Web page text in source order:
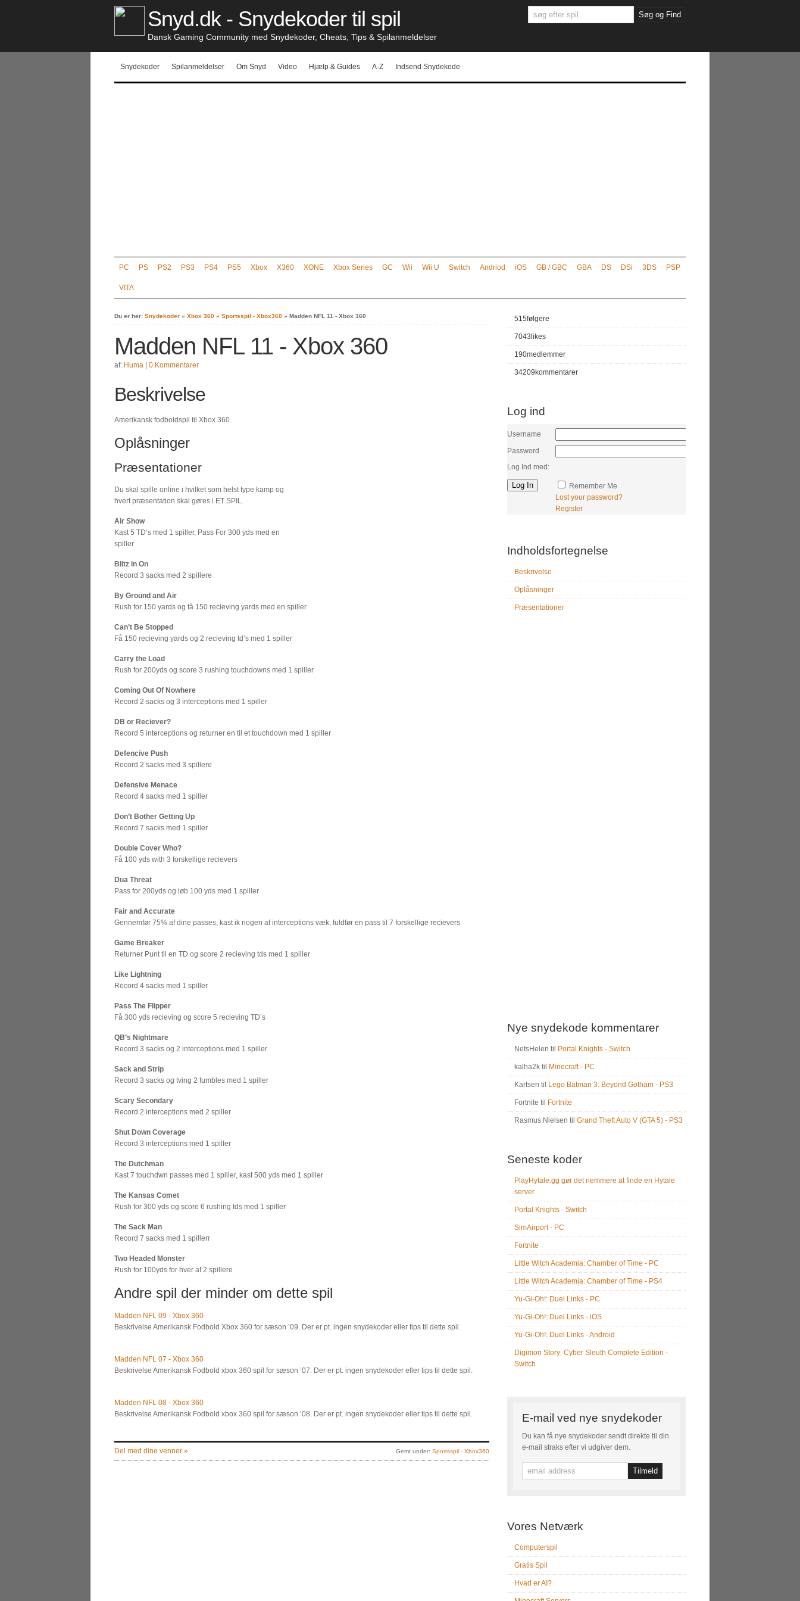
Snyd.dk - Snydekoder til spil
Dansk Gaming Community med Snydekoder, Cheats, Tips & Spilanmeldelser
Snydekoder Spilanmeldelser Om Snyd Video Hjælp & Guides A-Z Indsend Snydekode
PC PS PS2 PS3 PS4 PS5 Xbox X360 XONE Xbox Series GC Wii Wii U Switch Andriod iOS GB / GBC GBA DS DSi 3DS PSP
VITA
Du er her: Snydekoder » Xbox 360 » Sportsspil - Xbox360 » Madden NFL 11 - Xbox 360
Madden NFL 11 - Xbox 360
af: Huma 0 Kommentarer
Beskrivelse
Amerikansk fodboldspil til Xbox 360.
Oplåsninger
Præsentationer
Du skal spille online i hvilket som helst type kamp og
hvert præsentation skal gøres i ET SPIL.
Air Show
Kast 5 TD’s med 1 spiller, Pass For 300 yds med en
spiller
Blitz in On
Record 3 sacks med 2 spillere
By Ground and Air
Rush for 150 yards og få 150 recieving yards med en spiller
Can’t Be Stopped
Få 150 recieving yards og 2 recieving td’s med 1 spiller
Carry the Load
Rush for 200yds og score 3 rushing touchdowns med 1 spiller
Coming Out Of Nowhere
Record 2 sacks og 3 interceptions med 1 spiller
DB or Reciever?
Record 5 interceptions og returner en til et touchdown med 1 spiller
Defencive Push
Record 2 sacks med 3 spillere
Defensive Menace
Record 4 sacks med 1 spiller
Don’t Bother Getting Up
Record 7 sacks med 1 spiller
Double Cover Who?
Få 100 yds with 3 forskellige recievers
Dua Threat
Pass for 200yds og løb 100 yds med 1 spiller
Fair and Accurate
Gennemfør 75% af dine passes, kast ik nogen af interceptions væk, fuldfør en pass til 7 forskellige recievers
Game Breaker
Returner Punt til en TD og score 2 recieving tds med 1 spiller
Like Lightning
Record 4 sacks med 1 spiller
Pass The Flipper
Få 300 yds recieving og score 5 recieving TD’s
QB’s Nightmare
Record 3 sacks og 2 interceptions med 1 spiller
Sack and Strip
Record 3 sacks og tving 2 fumbles med 1 spiller
Scary Secondary
Record 2 interceptions med 2 spiller
Shut Down Coverage
Record 3 interceptions med 1 spiller
The Dutchman
Kast 7 touchdwn passes med 1 spiller, kast 500 yds med 1 spiller
The Kansas Comet
Rush for 300 yds og score 6 rushing tds med 1 spiller
The Sack Man
Record 7 sacks med 1 spillerr
Two Headed Monster
Rush for 100yds for hver af 2 spillere
Andre spil der minder om dette spil
Madden NFL 09 - Xbox 360
Beskrivelse Amerikansk Fodbold Xbox 360 for sæson ’09. Der er pt. ingen snydekoder eller tips til dette spil.
Madden NFL 07 - Xbox 360
Beskrivelse Amerikansk Fodbold xbox 360 spil for sæson ’07. Der er pt. ingen snydekoder eller tips til dette spil.
Madden NFL 08 - Xbox 360
Beskrivelse Amerikansk Fodbold xbox 360 spil for sæson ’08. Der er pt. ingen snydekoder eller tips til dette spil.
Del med dine venner » Gemt under: Sportsspil - Xbox360
515følgere
7043 likes
190medlemmer
34209 kommentarer
Log ind
Username
Password
Log Ind med:
Remember Me
Lost your password?
Register
Indholdsfortegnelse
Beskrivelse
Oplåsninger
Præsentationer
Nye snydekode kommentarer
NetsHelen til Portal Knights - Switch
kalha2k til Minecraft - PC
Kartsen til Lego Batman 3: Beyond Gotham - PS3
Fortnite til Fortnite
Rasmus Nielsen til Grand Theft Auto V (GTA 5) - PS3
Seneste koder
PlayHytale.gg gør det nemmere at finde en Hytale
server
Portal Knights - Switch
SimAirport - PC
Fortnite
Little Witch Academia: Chamber of Time - PC
Little Witch Academia: Chamber of Time - PS4
Yu-Gi-Oh!: Duel Links - PC
Yu-Gi-Oh!: Duel Links - iOS
Yu-Gi-Oh!: Duel Links - Android
Digimon Story: Cyber Sleuth Complete Edition -
Switch
E-mail ved nye snydekoder
Du kan få nye snydekoder sendt direkte til din
e-mail straks efter vi udgiver dem.
Vores Netværk
Computerspil
Gratis Spil
Hvad er AI?